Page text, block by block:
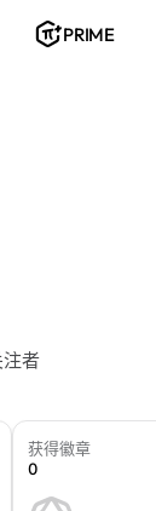
PRIME
注者
获得徽章
0